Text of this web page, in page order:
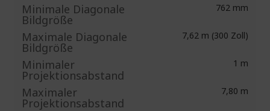
Minimale Diagonale
Bildgröße
762 mm
Maximale Diagonale
Bildgröße
7,62 m (300 Zoll)
Minimaler
Projektionsabstand
1 m
Maximaler
Projektionsabstand
7,80 m